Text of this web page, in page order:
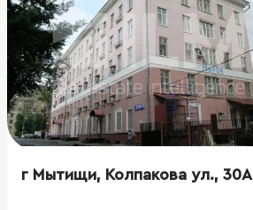
г Мытищи, Колпакова ул., 30А